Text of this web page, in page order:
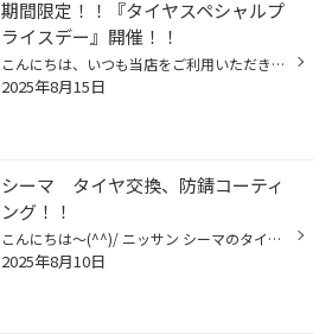
期間限定！！『タイヤスペシャルプ
ライスデー』開催！！
こんにちは、いつも当店をご利用いただきましてありがとうございます。 本日より、コクピット・タイヤ館におきまして、 期間限定！ サイズ限定！！ 数量限定！！！ お得にお買い求めいただける、「タイヤスペシャルプライスデー」がスタートします！ お得なタイヤのご紹介！！ ワゴンR、N-BOX、タン...
2025年8月15日
シーマ タイヤ交換、防錆コーティ
ング！！
こんにちは～(^^)/ ニッサン シーマのタイヤ交換です(^_-)-☆ 以前2019年(5年前)にタイヤ交換させて頂きました。 年数が経っていたため交換となりました。 今回も、もちろん同じ 旧レグノGR-XⅡから 静粛性、乗り心地重視の レグノGR-XⅢ 245/50R18 タイヤ交換と同時に防錆コーティング♩♩ キレイになり...
2025年8月10日